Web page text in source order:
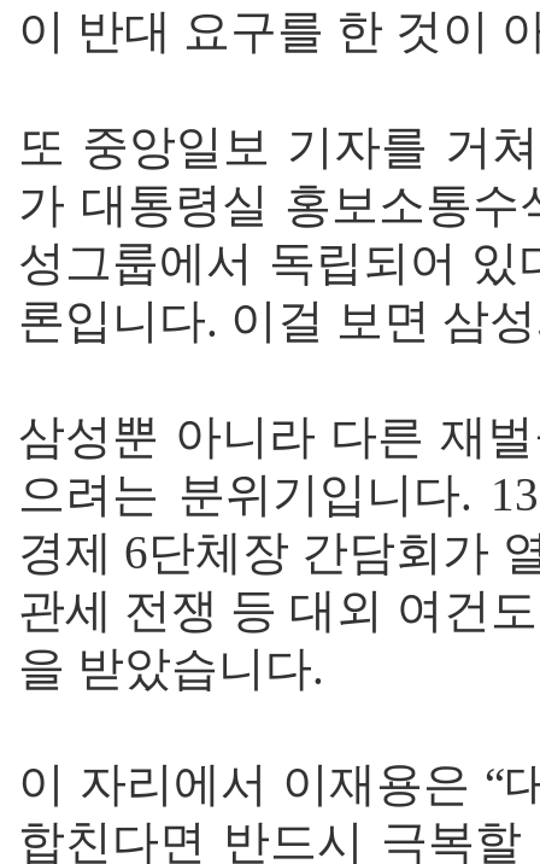
이 반대 요구를 한 것이
또 중앙일보 기자를 거
가 대통령실 홍보소통
성그룹에서 독립되어
론입니다. 이걸 보면 삼
삼성뿐 아니라 다른 재
으려는 분위기입니다.
경제 6단체장 간담회가
관세 전쟁 등 대외 여건
을 받았습니다.
이 자리에서 이재용은 “
합친다면 반드시 극복